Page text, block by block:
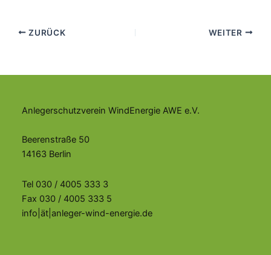
ZURÜCK WEITER
Anlegerschutzverein WindEnergie AWE e.V.
Beerenstraße 50
14163 Berlin
Tel 030 / 4005 333 3
Fax 030 / 4005 333 5
info|ät|anleger-wind-energie.de